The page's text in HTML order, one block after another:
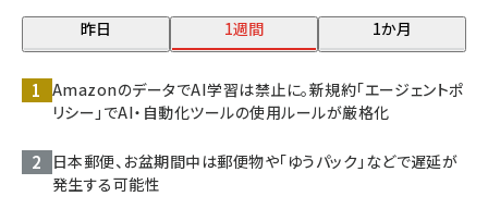
昨日 1週間 1か月
AmazonのデータでAI学習は禁止に。新規約「エージェントポ
リシー」でAI・自動化ツールの使用ルールが厳格化
日本郵便、お盆期間中は郵便物や「ゆうパック」などで遅延が
発生する可能性